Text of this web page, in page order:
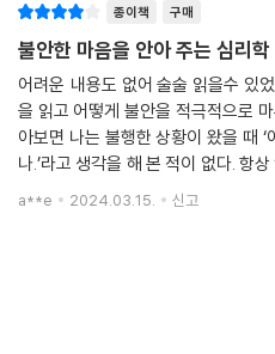
종이책 구매
불안한 마음을 안아 주는 심리학
어려운 내용도 없어 술술 읽을수 있
을 읽고 어떻게 불안을 적극적으로
아보면 나는 불행한 상황이 왔을 때
나.’라고 생각을 해 본 적이 없다. 항상
어떠한 상황에서 내가 불행하다고
a**e 2024.03.15. 신고